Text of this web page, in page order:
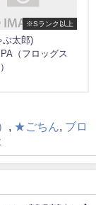
※Sランク以上
ぶ太郎)
（フロッグス
★ごちん
ブロ